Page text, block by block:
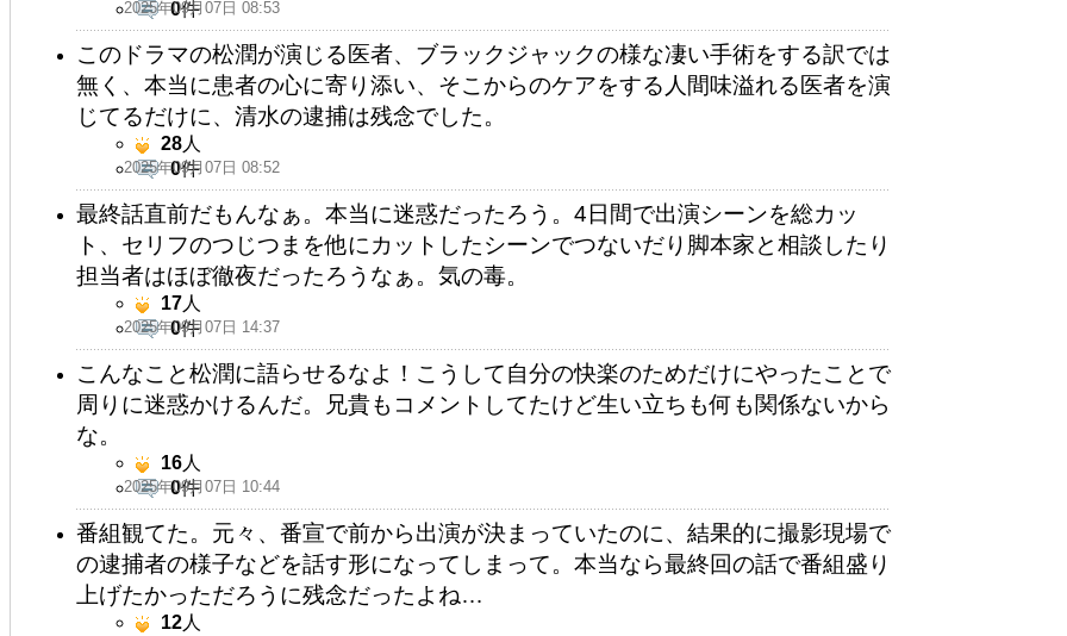
2025年09月07日 08:53
0件
このドラマの松潤が演じる医者、ブラックジャックの様な凄い手術をする訳では
無く、本当に患者の心に寄り添い、そこからのケアをする人間味溢れる医者を演
じてるだけに、清水の逮捕は残念でした。
2025年09月07日 08:52
28人
0件
最終話直前だもんなぁ。本当に迷惑だったろう。4日間で出演シーンを総カッ
ト、セリフのつじつまを他にカットしたシーンでつないだり脚本家と相談したり
担当者はほぼ徹夜だったろうなぁ。気の毒。
2025年09月07日 14:37
17人
0件
こんなこと松潤に語らせるなよ！こうして自分の快楽のためだけにやったことで
周りに迷惑かけるんだ。兄貴もコメントしてたけど生い立ちも何も関係ないから
な。
2025年09月07日 10:44
16人
0件
番組観てた。元々、番宣で前から出演が決まっていたのに、結果的に撮影現場で
の逮捕者の様子などを話す形になってしまって。本当なら最終回の話で番組盛り
上げたかっただろうに残念だったよね…
12人